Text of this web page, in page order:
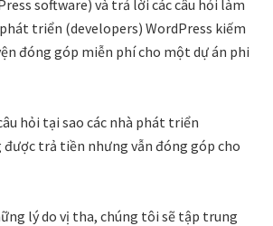
software) và trả lời các câu hỏi làm
triển (developers) WordPress kiếm
đóng góp miễn phí cho một dự án phi
hỏi tại sao các nhà phát triển
trả tiền nhưng vẫn đóng góp cho
lý do vị tha, chúng tôi sẽ tập trung